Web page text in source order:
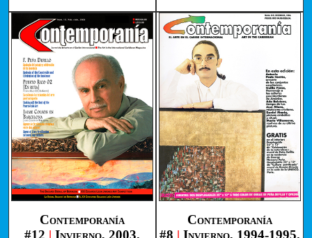
Contemporanía
#12 | Invierno, 2003.
Contemporanía
#8 | Invierno, 1994-1995.